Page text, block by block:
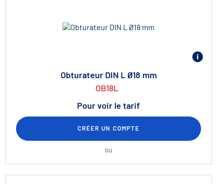
Obturateur DIN L Ø18 mm
OB18L
Pour voir le tarif
CRÉER UN COMPTE
ou